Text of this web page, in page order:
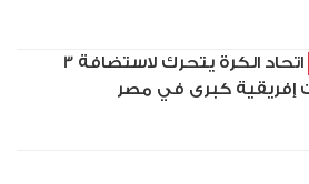
اتحاد الكرة يتحرك لاستضافة 3
إفريقية كبرى في مصر